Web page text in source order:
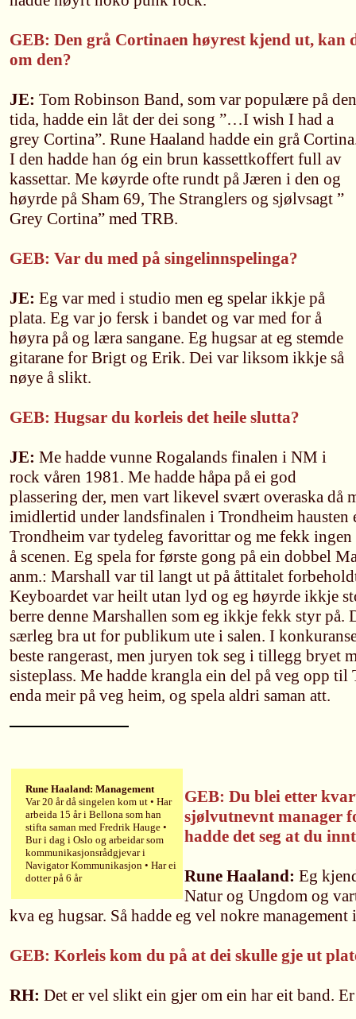
GEB: Den grå Cortinaen høyrest kjend ut, kan
om den?
JE: Tom Robinson Band, som var populære på den
tida, hadde ein låt der dei song ”…I wish I had a
grey Cortina”. Rune Haaland hadde ein grå
I den hadde han óg ein brun kassettkoffert full av
kassettar. Me køyrde ofte rundt på Jæren i den og
høyrde på Sham 69, The Stranglers og sjølvsagt ”
Grey Cortina” med TRB.
GEB: Var du med på singelinnspelinga?
JE: Eg var med i studio men eg spelar ikkje på
plata. Eg var jo fersk i bandet og var med for å
høyra på og læra sangane. Eg hugsar at eg stemde
gitarane for Brigt og Erik. Dei var liksom ikkje så
nøye å slikt.
GEB: Hugsar du korleis det heile slutta?
JE: Me hadde vunne Rogalands finalen i NM i
rock våren 1981. Me hadde håpa på ei god
plassering der, men vart likevel svært overaska då
imidlertid under landsfinalen i Trondheim hausten
Trondheim var tydeleg favorittar og me fekk
å scenen. Eg spela for første gong på ein dobbel
anm.: Marshall var til langt ut på åttitalet
Keyboardet var heilt utan lyd og eg høyrde ikkje
berre denne Marshallen som eg ikkje fekk styr på.
særleg bra ut for publikum ute i salen. I
beste rangerast, men juryen tok seg i tillegg bryet
sisteplass. Me hadde krangla ein del på veg opp
enda meir på veg heim, og spela aldri saman att.
Rune Haaland: Management
Var 20 år då singelen kom ut • Har
arbeida 15 år i Bellona som han
stifta saman med Fredrik Hauge •
Bur i dag i Oslo og arbeidar som
kommunikasjonsrådgjevar i
Navigator Kommunikasjon • Har ei
dotter på 6 år
GEB: Du blei etter
sjølvutnevnt manager
hadde det seg at du
Rune Haaland: Eg
Natur og Ungdom og
kva eg hugsar. Så hadde eg vel nokre management
GEB: Korleis kom du på at dei skulle gje ut
RH: Det er vel slikt ein gjer om ein har eit band.